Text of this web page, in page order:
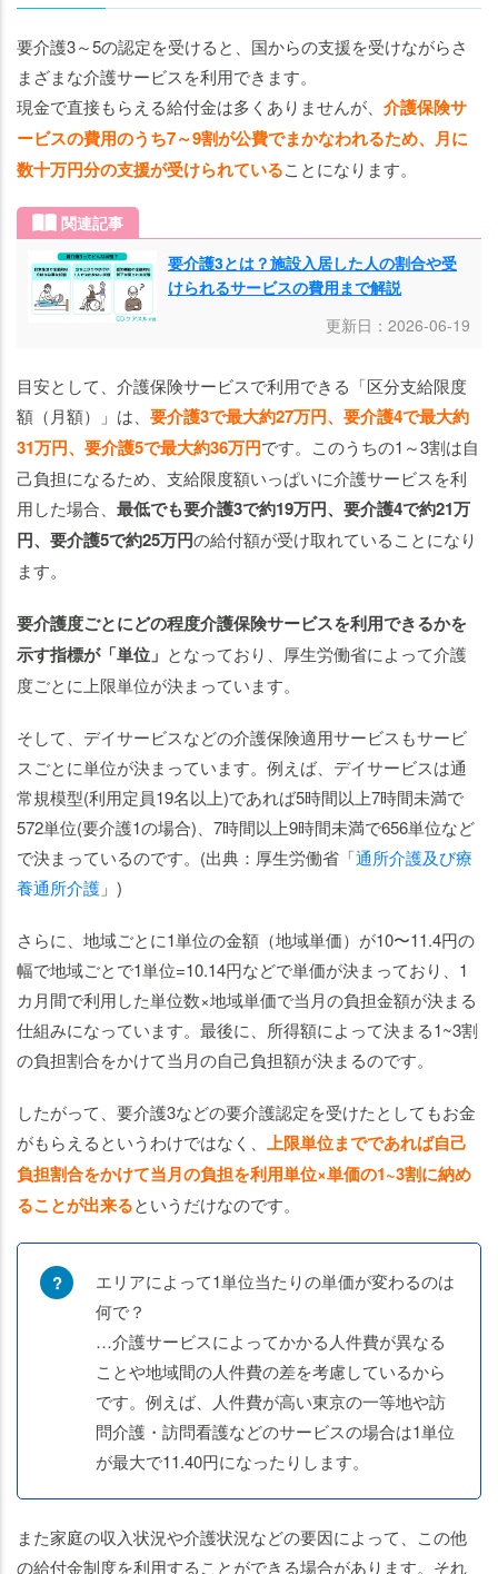
要介護3～5の認定を受けると、国からの支援を受けながらさ
まざまな介護サービスを利用できます。
現金で直接もらえる給付金は多くありませんが、 介護保険サ
ービスの費用のうち7～9割が公費でまかなわれるため、月に
数十万円分の支援が受けられていることになります。
関連記事
要介護3とは？施設入居した人の割合や受
けられるサービスの費用まで解説
更新日：2026-06-19
目安として、介護保険サービスで利用できる「区分支給限度
額（月額）」は、 要介護3で最大約27万円、要介護4で最大約
31万円、要介護5で最大約36万円です。このうちの1～3割は自
己負担になるため、支給限度額いっぱいに介護サービスを利
用した場合、 最低でも要介護3で約19万円、要介護4で約21万
円、要介護5で約25万円の給付額が受け取れていることになり
ます。
要介護度ごとにどの程度介護保険サービスを利用できるかを
示す指標が「単位」 となっており、厚生労働省によって介護
度ごとに上限単位が決まっています。
そして、デイサービスなどの介護保険適用サービスもサービ
スごとに単位が決まっています。例えば、デイサービスは通
常規模型(利用定員19名以上)であれば5時間以上7時間未満で
572単位(要介護1の場合)、7時間以上9時間未満で656単位など
で決まっているのです。(出典：厚生労働省「通所介護及び療
養通所介護 」)
さらに、地域ごとに1単位の金額（地域単価）が10〜11.4円の
幅で地域ごとで1単位=10.14円などで単価が決まっており、1
カ月間で利用した単位数×地域単価で当月の負担金額が決まる
仕組みになっています。最後に、所得額によって決まる1~3割
の負担割合をかけて当月の自己負担額が決まるのです。
したがって、要介護3などの要介護認定を受けたとしてもお金
がもらえるというわけではなく、 上限単位までであれば自己
負担割合をかけて当月の負担を利用単位×単価の1~3割に納め
ることが出来るというだけなのです。
エリアによって1単位当たりの単価が変わるのは
何で？
…介護サービスによってかかる人件費が異なる
ことや地域間の人件費の差を考慮しているから
です。例えば、人件費が高い東京の一等地や訪
問介護・訪問看護などのサービスの場合は1単位
が最大で11.40円になったりします。
また家庭の収入状況や介護状況などの要因によって、この他
の給付金制度を利用することができる場合があります。それ